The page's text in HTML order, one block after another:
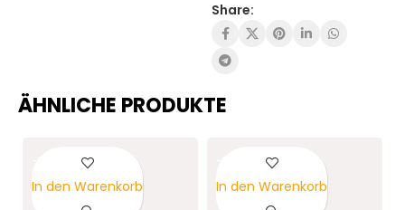
Share:
ÄHNLICHE PRODUKTE
In den Warenkorb In den Warenkorb